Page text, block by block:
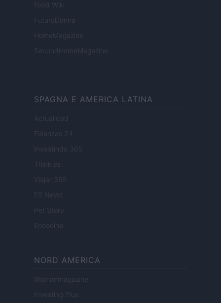
Food Wiki
FuturoDonna
HomeMagazine
SecondHomeMagazine
SPAGNA E AMERICA LATINA
Actualidad
Finanzas 24
Investindo 365
Think.es
Viajar 365
ES Newz
Pet Story
Encocina
NORD AMERICA
Womanmagazine
Investing Plus